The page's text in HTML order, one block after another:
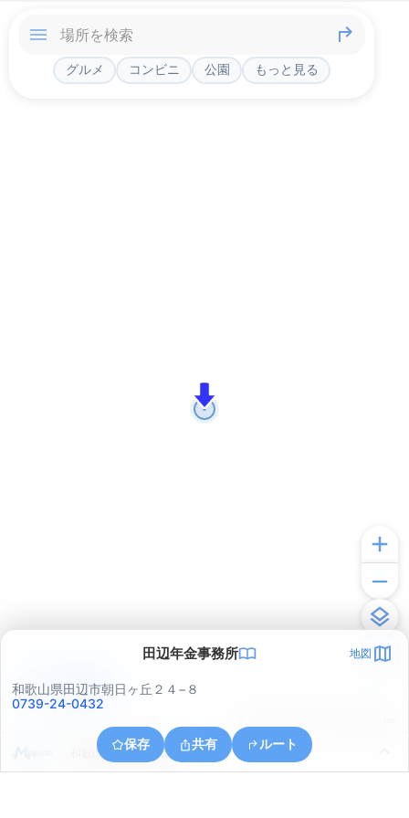
グルメ コンビニ 公園 もっと見る
田辺年金事務所 地図
和歌山県田辺市朝日ヶ丘２４−８
0739-24-0432
保存 共有 ルート
和歌山県田辺市稲成町
アプリで見る